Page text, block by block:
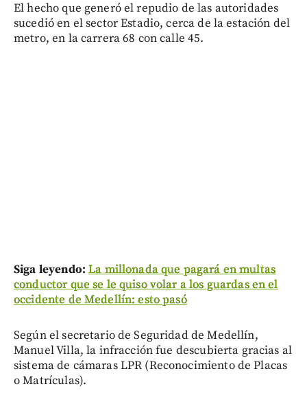
El hecho que generó el repudio de las autoridades
sucedió en el sector Estadio, cerca de la estación del
metro, en la carrera 68 con calle 45.
Siga leyendo: La millonada que pagará en multas
conductor que se le quiso volar a los guardas en el
occidente de Medellín: esto pasó
Según el secretario de Seguridad de Medellín,
Manuel Villa, la infracción fue descubierta gracias al
sistema de cámaras LPR (Reconocimiento de Placas
o Matrículas).